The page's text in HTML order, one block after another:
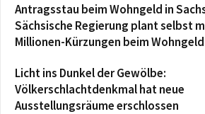
Antragsstau beim Wohngeld in
Sächsische Regierung plant selbst
Millionen-Kürzungen beim Wohngeld
Licht ins Dunkel der Gewölbe:
Völkerschlachtdenkmal hat neue
Ausstellungsräume erschlossen